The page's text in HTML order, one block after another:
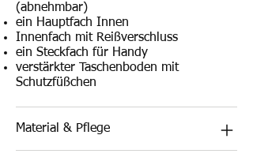
(abnehmbar)
ein Hauptfach Innen
Innenfach mit Reißverschluss
ein Steckfach für Handy
verstärkter Taschenboden mit
Schutzfüßchen
Material & Pflege